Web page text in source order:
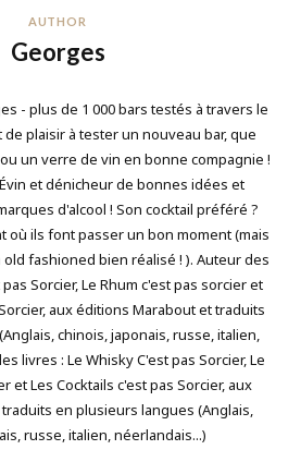
AUTHOR
Georges
- plus de 1 000 bars testés à travers le
plaisir à tester un nouveau bar, que
un verre de vin en bonne compagnie !
et dénicheur de bonnes idées et
d'alcool ! Son cocktail préféré ?
où ils font passer un bon moment (mais
fashioned bien réalisé ! ). Auteur des
Sorcier, Le Rhum c'est pas sorcier et
aux éditions Marabout et traduits
chinois, japonais, russe, italien,
livres : Le Whisky C'est pas Sorcier, Le
et Les Cocktails c'est pas Sorcier, aux
en plusieurs langues (Anglais,
russe, italien, néerlandais...)